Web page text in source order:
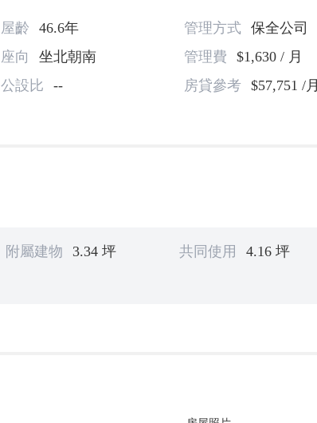
屋齡 46.6年 管理方式
保全公司
座向 坐北朝南 管理費
$1,630 / 月
公設比 -- 房貸參考
$57,751 /月
附屬建物 3.34 坪 共同使用
4.16 坪